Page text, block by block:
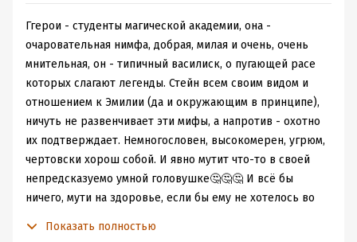
Ггерои - студенты магической академии, она -
очаровательная нимфа, добрая, милая и очень, очень
мнительная, он - типичный василиск, о пугающей расе
которых слагают легенды. Стейн всем своим видом и
отношением к Эмилии (да и окружающим в принципе),
ничуть не развенчивает эти мифы, а напротив - охотно
их подтверждает. Немногословен, высокомерен, угрюм,
чертовски хорош собой. И явно мутит что-то в своей
непредсказуемо умной головушке🤔🤔🤔 И всё бы
ничего, мути на здоровье, если бы ему не хотелось во
Показать полностью